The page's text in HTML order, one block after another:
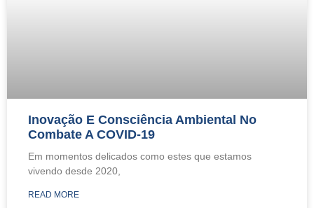
Inovação E Consciência Ambiental No
Combate A COVID-19
Em momentos delicados como estes que estamos
vivendo desde 2020,
READ MORE